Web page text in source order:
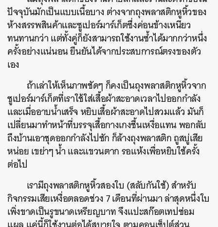
ปัจจุบันมักเป็นแบบเนื้อบางต่างจากถุงพลาสติกหูหิ้วของ
ห้างสรรพสินค้าและซูเปอร์มาร์เก็ตซึ่งค่อนข้างเหนียว
ทนทานกว่าแต่ทั้งคู่ก็ยังสามารถใช้งานซ้ำได้มากกว่าหนึ่ง
ครั้งอย่างแน่นอนยืนยันได้จากประสบการณ์ตรงของตัว
เอง
ถ้าเล่าให้เห็นภาพชัดๆก็คงเป็นถุงพลาสติกหูหิ้วจาก
ซูเปอร์มาร์เก็ตที่เราใช้ใส่เสื้อผ้าสะอาดเวลาไปออกกำลัง
และเมื่ออาบน้ำเสร็จหยิบเสื้อผ้าสะอาดไปสวมแล้วมันก็
เปลี่ยนมาทำหน้าที่บรรจุเสื้อกางเกงชื้นเหงื่อแทนพอกลับ
ถึงบ้านเอาชุดออกกำลังไปซักก็ล้างถุงพลาสติกถูสบู่เสีย
หน่อยเขย่าๆน้ำและแขวนตากรอแห้งเพื่อหยิบใช้ครั้ง
ต่อไป
เรามีถุงพลาสติกหูหิ้วสองใบ (สลับกันใช้)สำหรับ
กิจกรรมเสียเหงื่อตลอดช่วง7เดือนที่ผ่านมาล่าสุดหนึ่งใบ
เพิ่งขาดเป็นรูขนาดเหรียญบาทจึงแปะสก๊อตเทปซ่อม